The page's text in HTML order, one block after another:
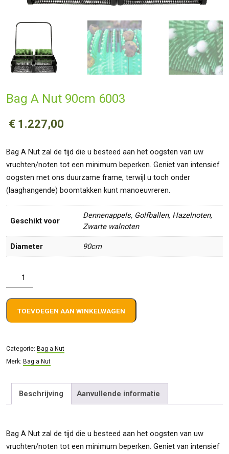
Bag A Nut 90cm 6003
€ 1.227,00
Bag A Nut zal de tijd die u besteed aan het oogsten van uw
vruchten/noten tot een minimum beperken. Geniet van intensief
oogsten met ons duurzame frame, terwijl u toch onder
(laaghangende) boomtakken kunt manoeuvreren.
Geschikt voor
Dennenappels, Golfballen, Hazelnoten,
Zwarte walnoten
Diameter 90cm
A
Nut
90cm
6003
TOEVOEGEN AAN WINKELWAGEN
Categorie: Bag a Nut
Merk: Bag a Nut
Beschrijving Aanvullende informatie
Bag A Nut zal de tijd die u besteed aan het oogsten van uw
vruchten/noten tot een minimum beperken. Geniet van intensief